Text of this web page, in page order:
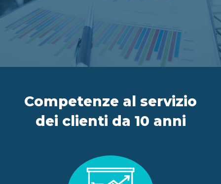
IT FR ES
Competenze al servizio
dei clienti da 10 anni